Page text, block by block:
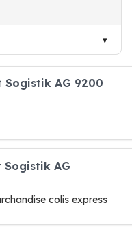
AG 9200
AG
colis express